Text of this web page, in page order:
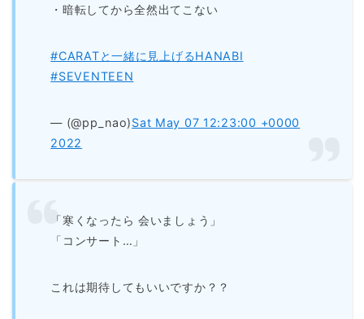
・暗転してから全然出てこない
#CARATと一緒に見上げるHANABI
#SEVENTEEN
— (@pp_nao)Sat May 07 12:23:00 +0000
2022
「寒くなったら 会いましょう」
「コンサート…」
これは期待してもいいですか？？